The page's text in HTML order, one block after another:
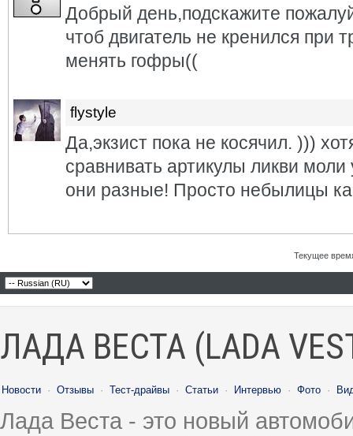
Добрый день,подскажите
чтоб двигатель не кренился при
менять гофры((
flystyle
Да,экзист пока не косячил. )))
сравнивать артикулы ликви
они разные! Просто небылицы
Текущее
ЛАДА ВЕСТА (LADA
Новости · Отзывы · Тест-драйвы · Статьи · Интервью · Фото ·
Лада Веста - это новый